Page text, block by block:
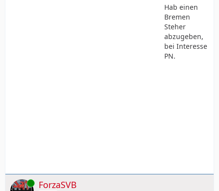
Hab einen
Bremen
Steher
abzugeben,
bei Interesse
PN.
Online ForzaSVB